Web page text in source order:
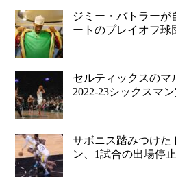
ジミー・バトラーが
ートのプレイオフ球
セルティックスのマ
2022-23シックスマ
サボニス踏みつけた
ン、1試合の出場停